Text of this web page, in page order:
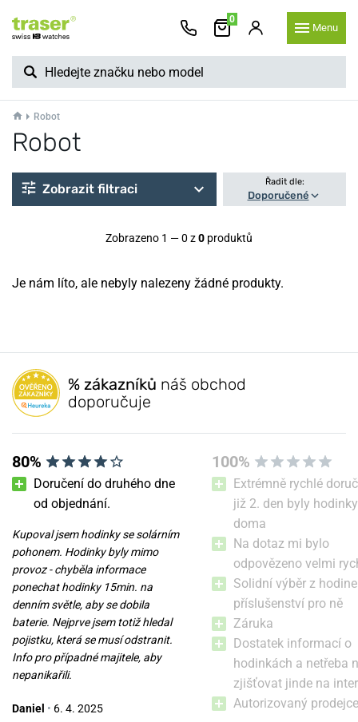
0
Menu
Robot
Robot
Zobrazit filtraci Řadit dle:
Doporučené
Zobrazeno 1 — 0 z0 produktů
Je nám líto, ale nebyly nalezeny žádné produkty.
% zákazníků náš obchod
doporučuje
80%
Doručení do druhého dne
od objednání.
Kupoval jsem hodinky se solárním
pohonem. Hodinky byly mimo
provoz - chyběla informace
ponechat hodinky 15min. na
denním světle, aby se dobila
baterie. Nejprve jsem totiž hledal
pojistku, která se musí odstranit.
Info pro případné majitele, aby
nepanikařili.
Daniel • 6. 4. 2025
100%
Extrémně rychlé
již 2. den byly hodinky
doma
Na dotaz mi bylo
odpovězeno velmi
Solidní výběr z
příslušenství pro ně
Záruka
Dostatek informací o
hodinkách a netřeba
zjišťovat jinde na
Autorizovaný prodejce